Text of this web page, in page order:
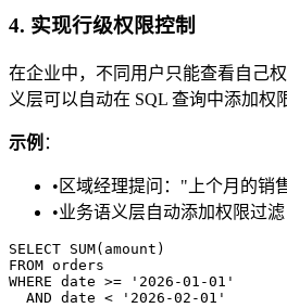
4. 实现行级权限控制
在企业中，不同用户只能查看自己
义层可以自动在 SQL 查询中添加权
示例 ：
• 区域经理提问："上个月的销
•业务语义层自动添加权限过滤
SELECT SUM(amount)
FROM orders
WHERE date >= '2026-01-01'
  AND date < '2026-02-01'